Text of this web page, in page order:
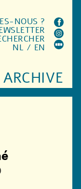
ARCHIVE
NOUS ?
NL / EN